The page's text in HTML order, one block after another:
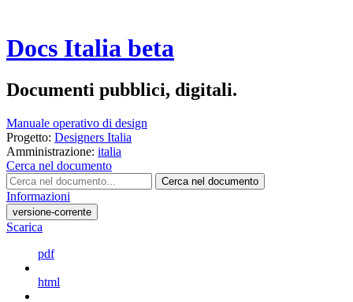
Docs Italia beta
Documenti pubblici, digitali.
Manuale operativo di design
Progetto: Designers Italia
Amministrazione: italia
Cerca nel documento
Cerca nel documento
Informazioni
versione-corrente
Scarica
pdf
html